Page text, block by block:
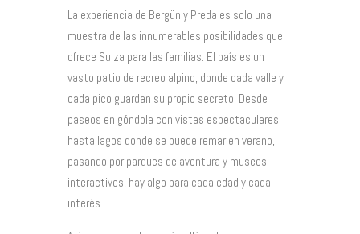
La experiencia de Bergün y Preda es solo una
muestra de las innumerables posibilidades que
ofrece Suiza para las familias. El país es un
vasto patio de recreo alpino, donde cada valle y
cada pico guardan su propio secreto. Desde
paseos en góndola con vistas espectaculares
hasta lagos donde se puede remar en verano,
pasando por parques de aventura y museos
interactivos, hay algo para cada edad y cada
interés.